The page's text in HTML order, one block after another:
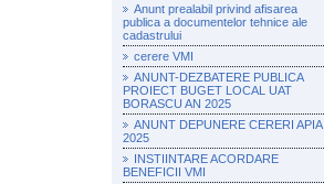
Anunt prealabil privind afisarea
publica a documentelor tehnice ale
cadastrului
cerere VMI
ANUNT-DEZBATERE PUBLICA
PROIECT BUGET LOCAL UAT
BORASCU AN 2025
ANUNT DEPUNERE CERERI APIA
2025
INSTIINTARE ACORDARE
BENEFICII VMI